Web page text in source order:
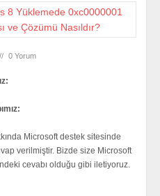
// 0 Yorum
Microsoft destek sitesinde
verilmiştir. Bizde size Microsoft
cevabı olduğu gibi iletiyoruz.